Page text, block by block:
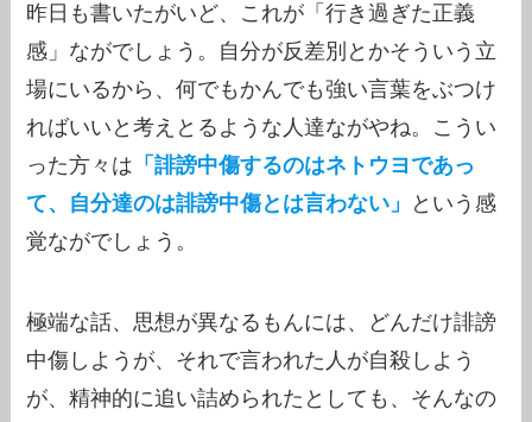
昨日も書いたがいど、これが「行き過ぎた正義
感」ながでしょう。自分が反差別とかそういう立
場にいるから、何でもかんでも強い言葉をぶつけ
ればいいと考えとるような人達ながやね。こうい
った方々は 「誹謗中傷するのはネトウヨであっ
て、自分達のは誹謗中傷とは言わない」
という感
覚ながでしょう。
極端な話、思想が異なるもんには、どんだけ誹謗
中傷しようが、それで言われた人が自殺しよう
が、精神的に追い詰められたとしても、そんなの